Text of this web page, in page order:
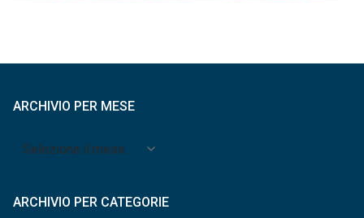
ARCHIVIO PER MESE
Archivio
ARCHIVIO PER CATEGORIE